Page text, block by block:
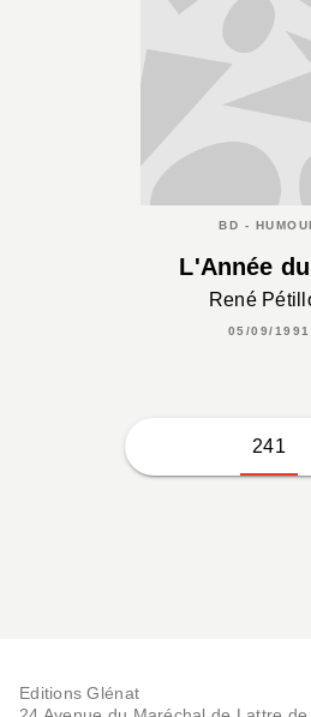
BD -
L'Année
René
05/09/1991
241
Editions Glénat